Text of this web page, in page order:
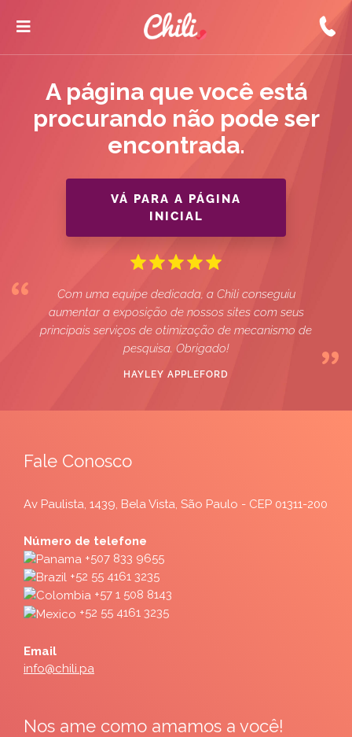
A página que você está
procurando não pode ser
encontrada.
VÁ PARA A PÁGINA
INICIAL
Com uma equipe dedicada, a Chili conseguiu
aumentar a exposição de nossos sites com seus
principais serviços de otimização de mecanismo de
pesquisa. Obrigado!
HAYLEY APPLEFORD
Fale Conosco
Av Paulista, 1439, Bela Vista, São Paulo - CEP 01311-200
Número de telefone
+507 833 9655
+52 55 4161 3235
+57 1 508 8143
+52 55 4161 3235
Email
info@chili.pa
Nos ame como amamos a você!